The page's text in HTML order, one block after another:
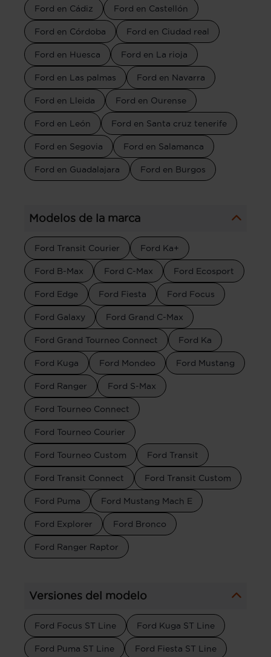
Ford en Cádiz Ford en Castellón
Ford en Córdoba Ford en Ciudad real
Ford en Huesca Ford en La rioja
Ford en Las palmas Ford en Navarra
Ford en Lleida Ford en Ourense
Ford en León Ford en Santa cruz tenerife
Ford en Segovia Ford en Salamanca
Ford en Guadalajara Ford en Burgos
Modelos de la marca
Ford Transit Courier Ford Ka+
Ford B-Max Ford C-Max Ford Ecosport
Ford Edge Ford Fiesta Ford Focus
Ford Galaxy Ford Grand C-Max
Ford Grand Tourneo Connect Ford Ka
Ford Kuga Ford Mondeo Ford Mustang
Ford Ranger Ford S-Max
Ford Tourneo Connect
Ford Tourneo Courier
Ford Tourneo Custom Ford Transit
Ford Transit Connect Ford Transit Custom
Ford Puma Ford Mustang Mach E
Ford Explorer Ford Bronco
Ford Ranger Raptor
Versiones del modelo
Ford Focus ST Line Ford Kuga ST Line
Ford Puma ST Line Ford Fiesta ST Line